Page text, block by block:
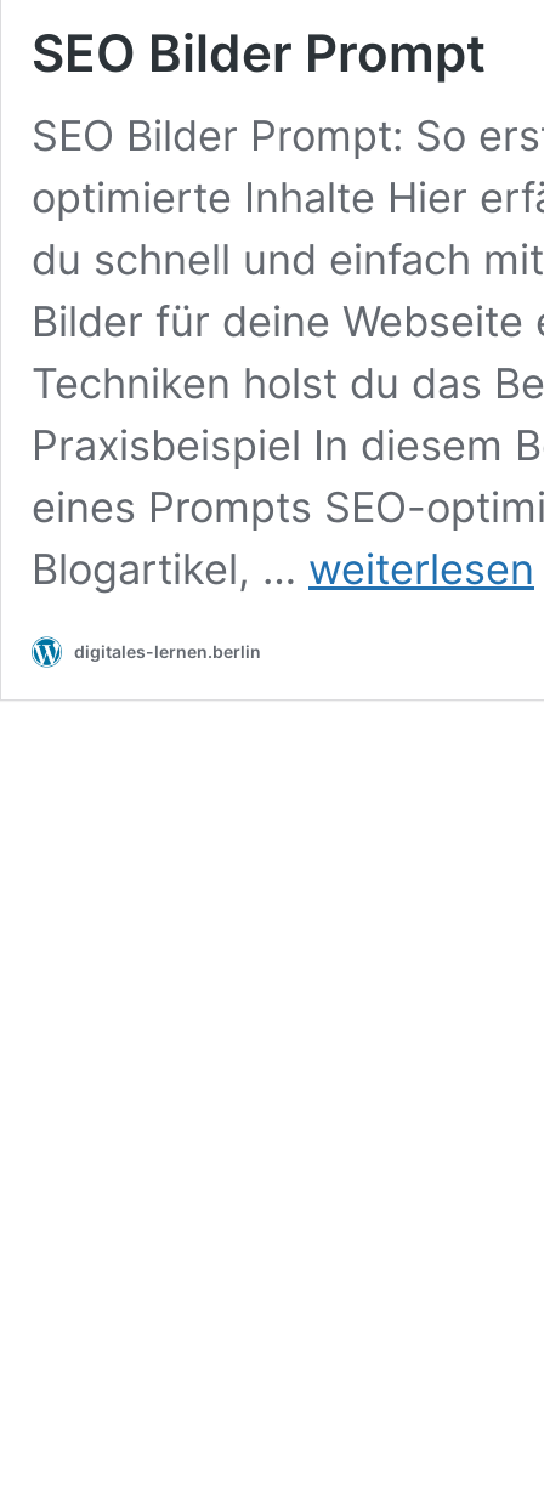
SEO Bilder Prompt
SEO Bilder Prompt: So
optimierte Inhalte Hier
du schnell und einfach
Bilder für deine
Techniken holst du das
Praxisbeispiel In diesem
eines Prompts SEO-
Blogartikel, …
Bilder
weiterlesen
digitales-lernen.berlin